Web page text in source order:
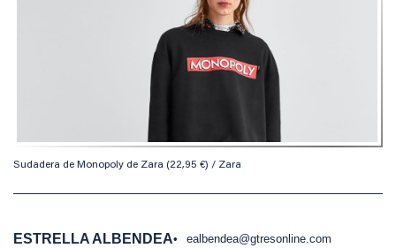
Sudadera de Monopoly de Zara (22,95 €) / Zara
ESTRELLA ALBENDEA ealbendea@gtresonline.com